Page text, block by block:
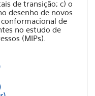
de transição; c) o
desenho de novos
de
no estudo de
(MIPs).